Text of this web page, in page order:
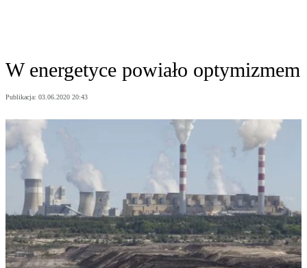
W energetyce powiało optymizmem
Publikacja: 03.06.2020 20:43